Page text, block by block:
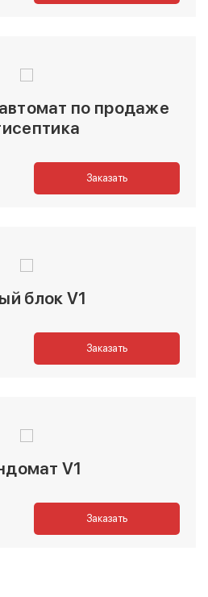
по продаже
Заказать
блок V1
Заказать
V1
Заказать